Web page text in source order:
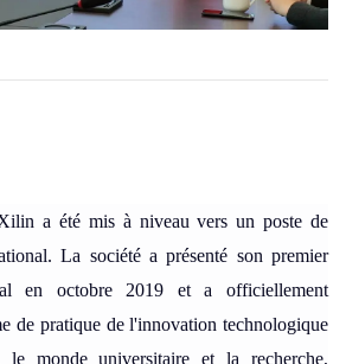
a été mis à niveau vers un poste de
La société a présenté son premier
en octobre 2019 et a officiellement
de pratique de l'innovation technologique
le monde universitaire et la recherche,